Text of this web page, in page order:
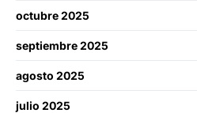
octubre 2025
septiembre 2025
agosto 2025
julio 2025